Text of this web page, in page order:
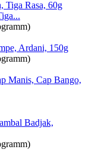
Ardani, 150g
Manis, Cap Bango,
Badjak,